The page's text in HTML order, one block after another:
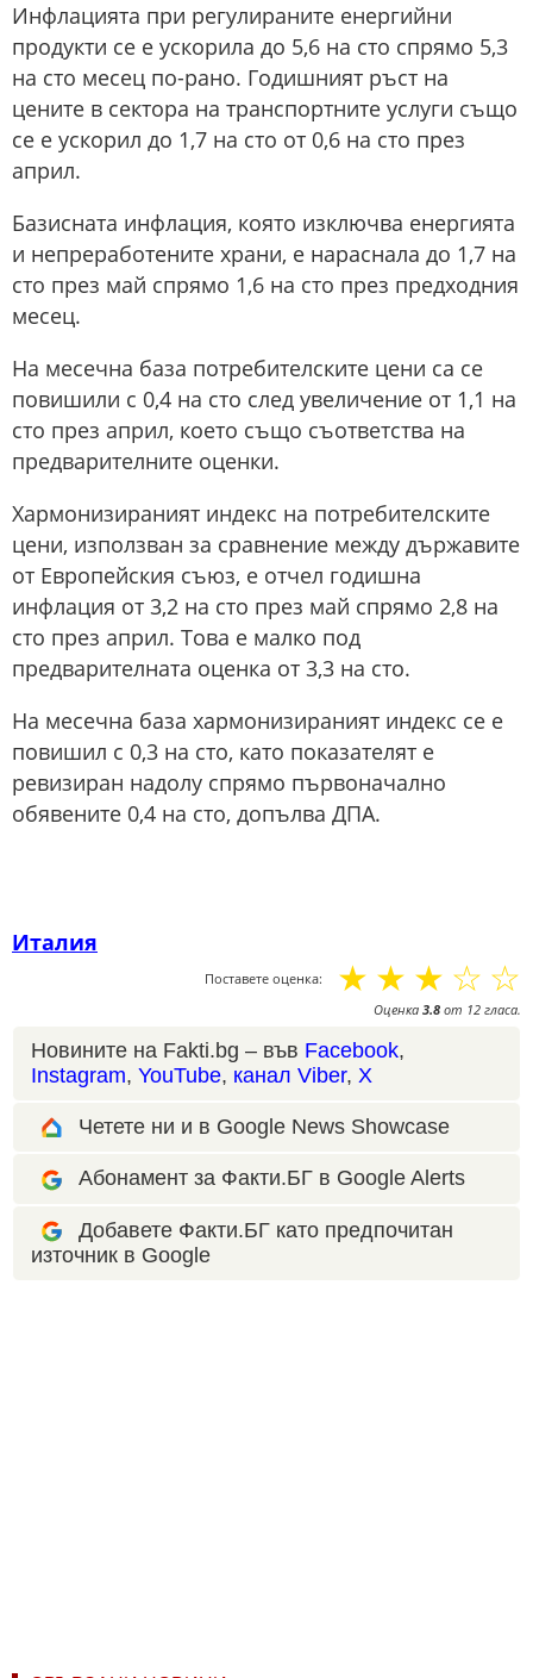
Инфлацията при регулираните енергийни
продукти се е ускорила до 5,6 на сто спрямо 5,3
на сто месец по-рано. Годишният ръст на
цените в сектора на транспортните услуги също
се е ускорил до 1,7 на сто от 0,6 на сто през
април.
Базисната инфлация, която изключва енергията
и непреработените храни, е нараснала до 1,7 на
сто през май спрямо 1,6 на сто през предходния
месец.
На месечна база потребителските цени са се
повишили с 0,4 на сто след увеличение от 1,1 на
сто през април, което също съответства на
предварителните оценки.
Хармонизираният индекс на потребителските
цени, използван за сравнение между държавите
от Европейския съюз, е отчел годишна
инфлация от 3,2 на сто през май спрямо 2,8 на
сто през април. Това е малко под
предварителната оценка от 3,3 на сто.
На месечна база хармонизираният индекс се е
повишил с 0,3 на сто, като показателят е
ревизиран надолу спрямо първоначално
обявените 0,4 на сто, допълва ДПА.
Италия
Поставете оценка: ☆
☆
☆
☆
☆
Оценка 3.8 от 12 гласа.
Новините на Fakti.bg – във Facebook,
Instagram, YouTube, канал Viber, X
Четете ни и в Google News Showcase
Абонамент за Факти.БГ в Google Alerts
Добавете Факти.БГ като предпочитан
източник в Google